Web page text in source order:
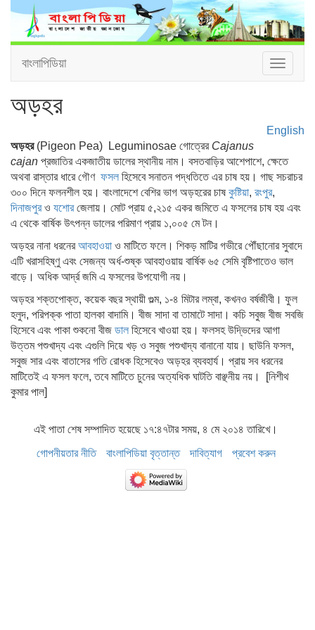
Toggle
বাংলাপিডিয়া
অড়হর
English
অড়হর(Pigeon Pea) Leguminosae গোত্রের Cajanus
cajan প্রজাতির একজাতীয় ডালের স্থানীয় নাম। বসতবাড়ির আশেপাশে, ক্ষেতে
অথবা রাস্তার ধারে গৌণ ফসল হিসেবে সনাতন পদ্ধতিতে এর চাষ হয়। গাছ সচরাচর
৩০০ দিনে ফলনশীল হয়। বাংলাদেশে বেশির ভাগ অড়হরের চাষ কুষ্টিয়া, রংপুর,
দিনাজপুরও যশোরজেলায়। মোট প্রায় ৫,২১৫ একর জমিতে এ ফসলের চাষ হয় এবং
এ থেকে বার্ষিক উৎপন্ন ডালের পরিমাণ প্রায় ১,০০৫ মে টন।
অড়হর নানা ধরনেরআবহাওয়া ও মাটিতে ফলে। শিকড় মাটির গভীরে পৌঁছানোর সুবাদে
এটি খরাসহিষ্ণু এবং সেজন্য অর্ধ-শুষ্ক আবহাওয়ায় বার্ষিক ৬৫ সেমি বৃষ্টিপাতেও ভাল
বাড়ে। অধিক আর্দ্র জমি এ ফসলের উপযোগী নয়।
অড়হর শক্তপোক্ত, কয়েক বছর স্থায়ী গুল্ম, ১-৪ মিটার লম্বা, কখনও বর্ষজীবী। ফুল
হলুদ, পরিপক্ক পাতা হালকা বাদামি। বীজ সাদা বা তামাটে সাদা। কচি সবুজ বীজ সবজি
হিসেবে এবং পাকা শুকনো বীজ ডাল হিসেবে খাওয়া হয়। ফলসহ উদ্ভিদের আগা
উত্তম পশুখাদ্য এবং এগুলি দিয়ে খড় ও সবুজ পশুখাদ্য বানানো যায়। ছাউনি ফসল,
সবুজ সার এবং বাতাসের গতি রোধক হিসেবেও অড়হর ব্যবহার্য। প্রায় সব ধরনের
মাটিতেই এ ফসল ফলে, তবে মাটিতে চুনের অত্যধিক ঘাটতি বাঞ্ছনীয় নয়। [নিশীথ
কুমার পাল]
এই পাতা শেষ সম্পাদিত হয়েছে ১৭:৪৭টার সময়, ৪ মে ২০১৪ তারিখে।
গোপনীয়তার নীতি
বাংলাপিডিয়া বৃত্তান্ত দাবিত্যাগ প্রবেশ করুন